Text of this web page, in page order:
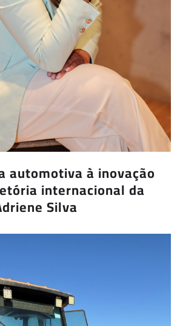
automotiva à inovação
internacional da
Silva